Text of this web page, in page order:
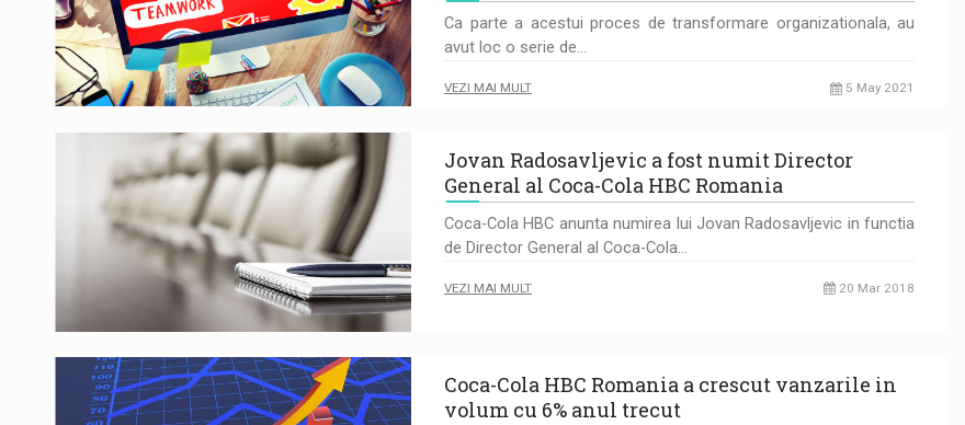
Ca parte a acestui proces de transformare organizationala, au
avut loc o serie de…
VEZI MAI MULT 5 May 2021
Jovan Radosavljevic a fost numit Director
General al Coca-Cola HBC Romania
Coca-Cola HBC anunta numirea lui Jovan Radosavljevic in functia
de Director General al Coca-Cola…
VEZI MAI MULT 20 Mar 2018
Coca-Cola HBC Romania a crescut vanzarile in
volum cu 6% anul trecut